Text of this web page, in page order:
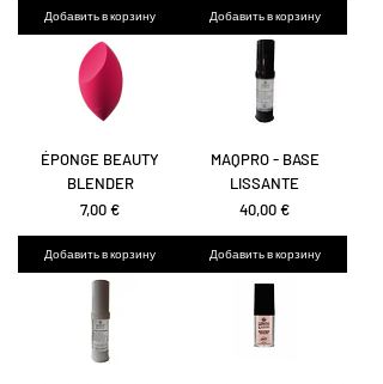
Добавить в корзину Добавить в корзину
ÉPONGE BEAUTY
BLENDER
Цена
7,00 €
Добавить в корзину
MAQPRO - BASE
LISSANTE
Цена
40,00 €
Добавить в корзину